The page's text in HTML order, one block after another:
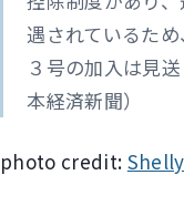
遇されているた
３号の加入は見
本経済新聞）
photo credit: